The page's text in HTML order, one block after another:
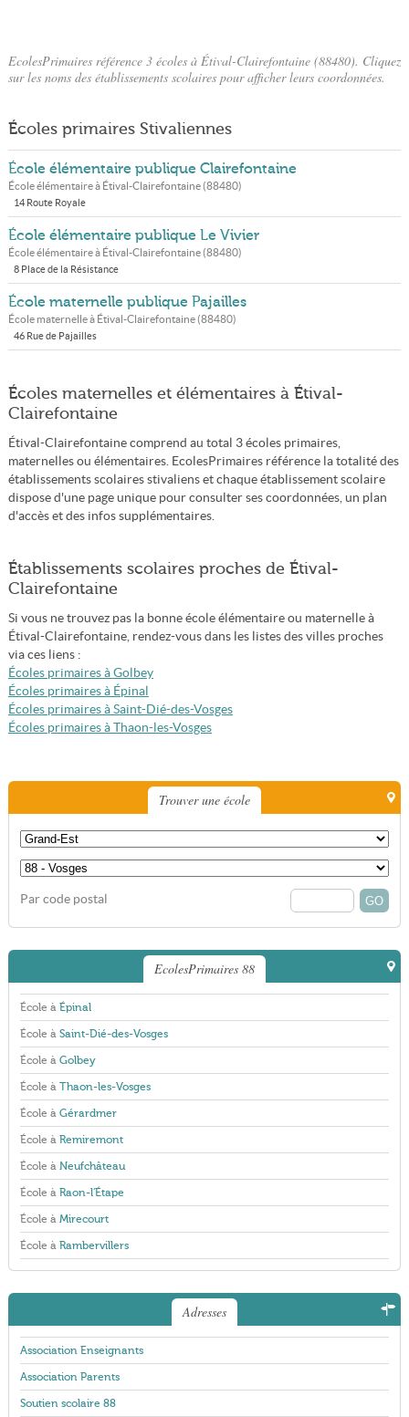
EcolesPrimaires référence 3 écoles à Étival-Clairefontaine (88480). Cliquez
sur les noms des établissements scolaires pour afficher leurs coordonnées.
Écoles primaires Stivaliennes
École élémentaire publique Clairefontaine
École élémentaire à Étival-Clairefontaine(88480)
14 Route Royale
École élémentaire publique Le Vivier
École élémentaire à Étival-Clairefontaine(88480)
8 Place de la Résistance
École maternelle publique Pajailles
École maternelle à Étival-Clairefontaine(88480)
46 Rue de Pajailles
Écoles maternelles et élémentaires à Étival-
Clairefontaine
Étival-Clairefontaine comprend au total 3 écoles primaires,
maternelles ou élémentaires. EcolesPrimaires référence la totalité des
établissements scolaires stivaliens et chaque établissement scolaire
dispose d'une page unique pour consulter ses coordonnées, un plan
d'accès et des infos supplémentaires.
Établissements scolaires proches de Étival-
Clairefontaine
Si vous ne trouvez pas la bonne école élémentaire ou maternelle à
Étival-Clairefontaine, rendez-vous dans les listes des villes proches
via ces liens :
Écoles primaires à Golbey
Écoles primaires à Épinal
Écoles primaires à Saint-Dié-des-Vosges
Écoles primaires à Thaon-les-Vosges
Trouver une école
Par code postal
EcolesPrimaires 88
École à Épinal
École à Saint-Dié-des-Vosges
École à Golbey
École à Thaon-les-Vosges
École à Gérardmer
École à Remiremont
École à Neufchâteau
École à Raon-l'Étape
École à Mirecourt
École à Rambervillers
Adresses
Association Enseignants
Association Parents
Soutien scolaire 88